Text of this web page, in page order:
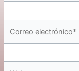
electrónico*